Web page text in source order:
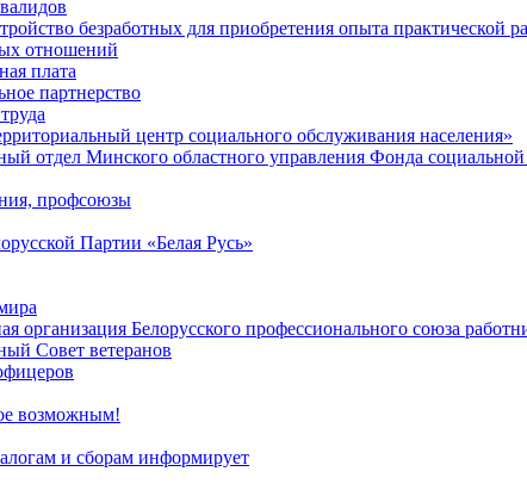
безработных для приобретения опыта практической
отношений
плата
партнерство
центр социального обслуживания населения»
отдел Минского областного управления Фонда
профсоюзы
Партии «Белая Русь»
организация Белорусского профессионального союза
Совет ветеранов
возможным!
и сборам информирует